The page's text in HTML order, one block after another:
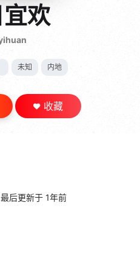
欢
未知 内地
收藏
后更新于 1年前